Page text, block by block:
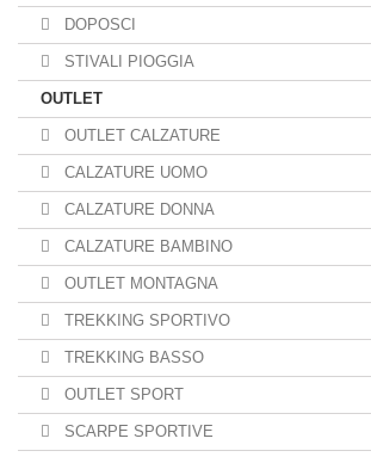
DOPOSCI
STIVALI PIOGGIA
OUTLET
OUTLET CALZATURE
CALZATURE UOMO
CALZATURE DONNA
CALZATURE BAMBINO
OUTLET MONTAGNA
TREKKING SPORTIVO
TREKKING BASSO
OUTLET SPORT
SCARPE SPORTIVE